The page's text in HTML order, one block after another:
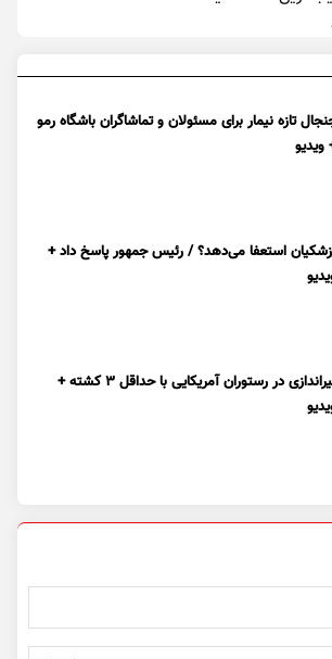
تازه نیمار برای مسئولان و تماشاگران باشگاه رمو
ویدیو
استعفا می‌دهد؟ / رئیس جمهور پاسخ داد +
تیراندازی در رستوران آمریکایی با حداقل ۳ کشته +